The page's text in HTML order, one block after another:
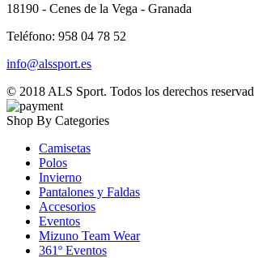
18190 - Cenes de la Vega - Granada
Teléfono: 958 04 78 52
info@alssport.es
© 2018 ALS Sport. Todos los derechos
Shop By Categories
Camisetas
Polos
Invierno
Pantalones y Faldas
Accesorios
Eventos
Mizuno Team Wear
361º Eventos